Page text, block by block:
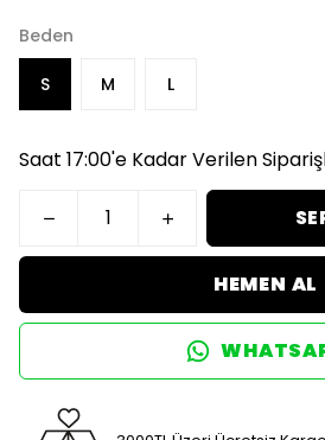
Beden
S M L
Saat 17:00'e Kadar Verilen
HEMEN AL